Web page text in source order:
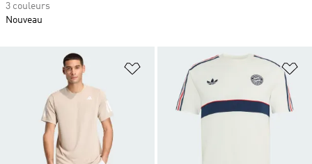
Ajouter à la Liste de produits
3 couleurs
Nouveau